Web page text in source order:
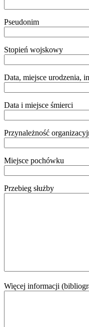
Pseudonim
Stopień wojskowy
Data, miejsce urodzenia,
Data i miejsce śmierci
Przynależność
Miejsce pochówku
Przebieg służby
Więcej informacji